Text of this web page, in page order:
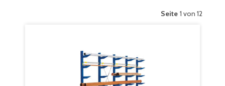
Seite 1 von 12